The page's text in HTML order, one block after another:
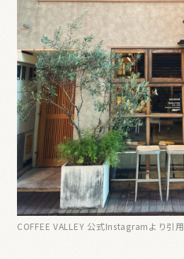
COFFEE VALLEY 公式Instagramより引用